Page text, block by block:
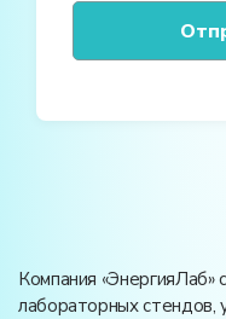
Компания «ЭнергияЛаб»
лабораторных стендов,